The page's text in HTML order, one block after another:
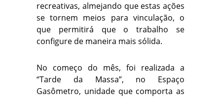
recreativas, almejando que estas ações
se tornem meios para vinculação, o
que permitirá que o trabalho se
configure de maneira mais sólida.
No começo do mês, foi realizada a
“Tarde da Massa”, no Espaço
Gasômetro, unidade que comporta as